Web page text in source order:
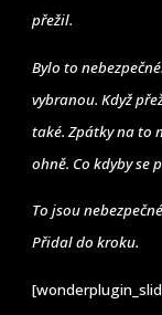
přežil.
Bylo to
vybranou. Když
také. Zpátky na to
ohně. Co kdyby se
To jsou
Přidal do kroku.